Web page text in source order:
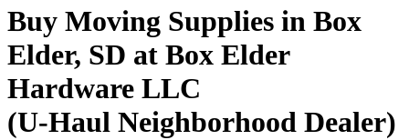
Buy Moving Supplies in Box
Elder, SD at Box Elder
Hardware LLC
(U-Haul Neighborhood Dealer)